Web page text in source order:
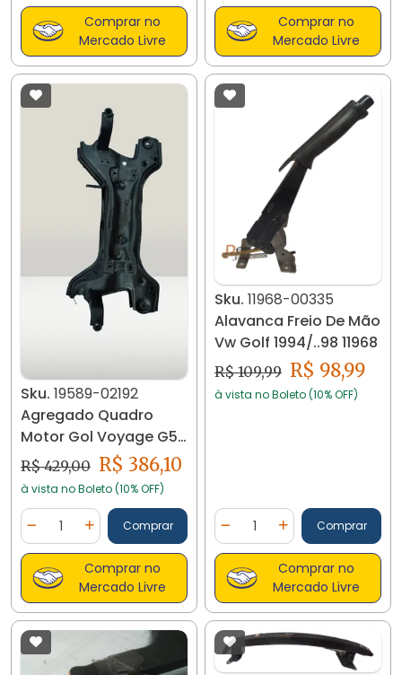
Comprar no
Mercado Livre
Comprar no
Mercado Livre
Sku. 19589-02192
Agregado Quadro
Motor Gol Voyage G5
G6 G7 G8 2008/20
19589
R$ 429,00 R$ 386,10
à vista no Boleto (10% OFF)
Diminuir Quantidade
Quantidade
Adicionar Quantidade
Comprar
Comprar no
Mercado Livre
Sku. 11968-00335
Alavanca Freio De Mão
Vw Golf 1994/..98 11968
R$ 109,99 R$ 98,99
à vista no Boleto (10% OFF)
Diminuir Quantidade
Quantidade
AdicionarComprar
Comprar no
Mercado Livre